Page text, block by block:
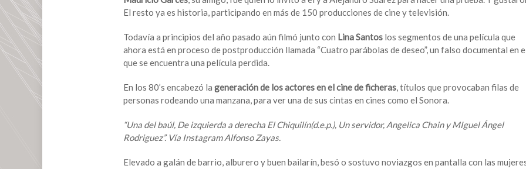
El resto ya es historia, participando en más de 150 producciones de cine y televisión.
Todavía a principios del año pasado aún filmó junto con Lina Santos los segmentos de una película que
ahora está en proceso de postproducción llamada “Cuatro parábolas de deseo”, un falso documental en
que se encuentra una película perdida.
En los 80’s encabezó la generación de los actores en el cine de ficheras, títulos que provocaban filas de
personas rodeando una manzana, para ver una de sus cintas en cines como el Sonora.
“Una del baúl, De izquierda a derecha El Chiquilín(d.e.p.), Un servidor, Angelica Chain y MIguel Ángel
Rodriguez”. Vía Instagram Alfonso Zayas.
Elevado a galán de barrio, alburero y buen bailarín, besó o sostuvo noviazgos en pantalla con las